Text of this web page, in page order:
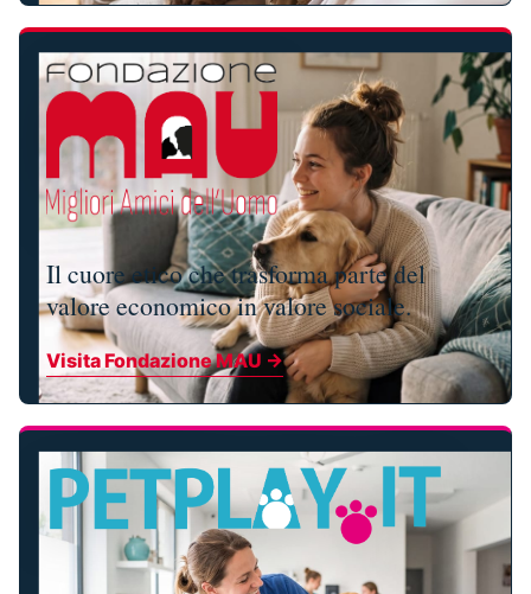
Il cuore etico che trasforma parte del
valore economico in valore sociale.
Visita Fondazione MAU →